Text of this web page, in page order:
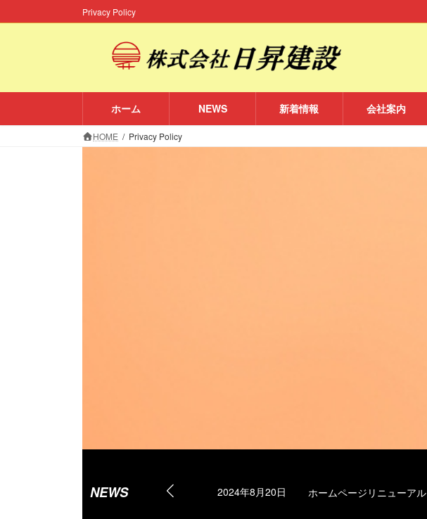
ン
へ
キ
ビ
ョ
に
Privacy Policy
ホーム NEWS 新着情報 会社案内
HOME Privacy Policy
NEWS 2024年8月20日 ホームページリニューアル